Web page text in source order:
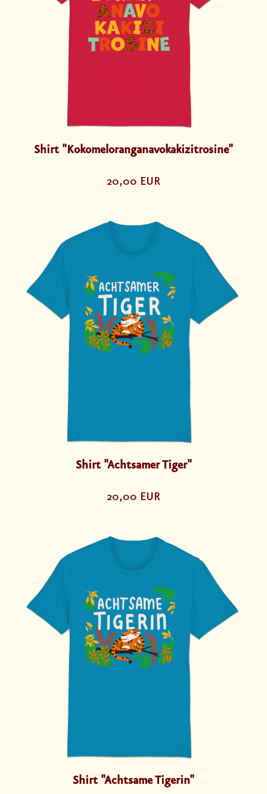
Shirt "Kokomeloranganavokakizitrosine"
20,00 EUR
Shirt "Achtsamer Tiger"
20,00 EUR
Shirt "Achtsame Tigerin"